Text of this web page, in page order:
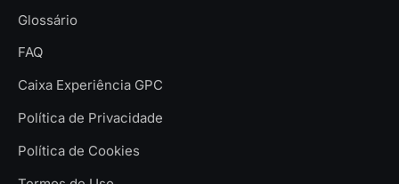
Glossário
FAQ
Caixa Experiência GPC
Política de Privacidade
Política de Cookies